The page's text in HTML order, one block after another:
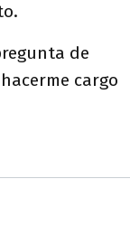
de
cargo